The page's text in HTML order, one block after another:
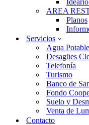
AREA
Planos
Servicios
Agua Potable
Desagües
Telefonía
Turismo
Banco de
Fondo
Suelo y
Venta de
Contacto